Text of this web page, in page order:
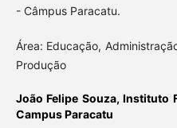
- Câmpus Paracatu.
Área: Educação,
Produção
João Felipe Souza,Instituto
Campus Paracatu